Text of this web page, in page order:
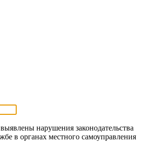
нарушения законодательства
в органах местного самоуправления